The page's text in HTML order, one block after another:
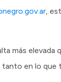
,
más elevada
en lo que